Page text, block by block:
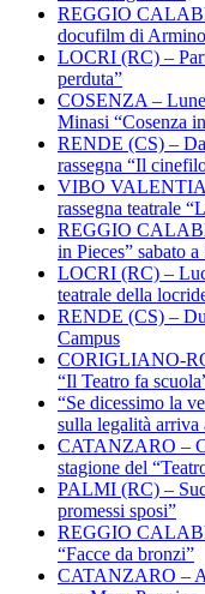
REGGIO
docufilm di
LOCRI (RC) –
perduta”
COSENZA –
Minasi “Cosenza
RENDE (CS) –
rassegna “Il
VIBO VALENTIA
rassegna teatrale
REGGIO
in Pieces” sabato
LOCRI (RC) –
teatrale della
RENDE (CS) –
Campus
CORIGLIANO-
“Il Teatro fa
“Se dicessimo la
sulla legalità
CATANZARO –
stagione del
PALMI (RC) –
promessi sposi”
REGGIO
“Facce da bronzi”
CATANZARO –